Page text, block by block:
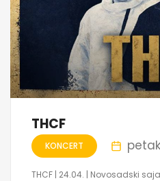
THCF
KONCERT
THCF | 24.04. | Novosadski